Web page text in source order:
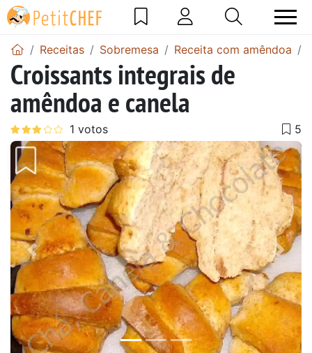
Receitas Sobremesa Receita com amêndoa
Croissants integrais de
amêndoa e canela
Anterior Next